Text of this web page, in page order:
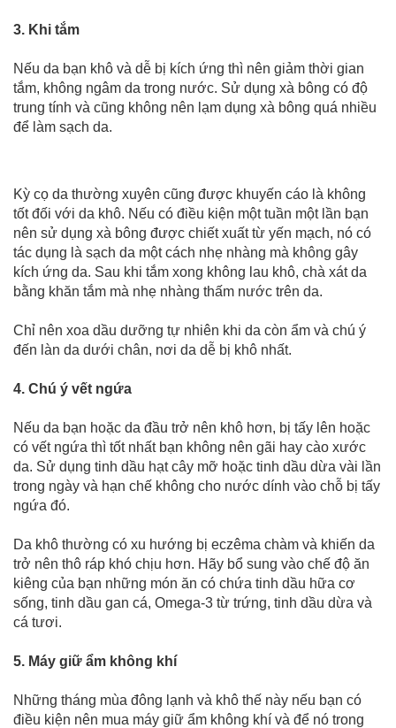
3. Khi tắm
Nếu da bạn khô và dễ bị kích ứng thì nên giảm thời gian
tắm, không ngâm da trong nước. Sử dụng xà bông có độ
trung tính và cũng không nên lạm dụng xà bông quá nhiều
để làm sạch da.
Kỳ cọ da thường xuyên cũng được khuyến cáo là không
tốt đối với da khô. Nếu có điều kiện một tuần một lần bạn
nên sử dụng xà bông được chiết xuất từ yến mạch, nó có
tác dụng là sạch da một cách nhẹ nhàng mà không gây
kích ứng da. Sau khi tắm xong không lau khô, chà xát da
bằng khăn tắm mà nhẹ nhàng thấm nước trên da.
Chỉ nên xoa dầu dưỡng tự nhiên khi da còn ẩm và chú ý
đến làn da dưới chân, nơi da dễ bị khô nhất.
4. Chú ý vết ngứa
Nếu da bạn hoặc da đầu trở nên khô hơn, bị tấy lên hoặc
có vết ngứa thì tốt nhất bạn không nên gãi hay cào xước
da. Sử dụng tinh dầu hạt cây mỡ hoặc tinh dầu dừa vài lần
trong ngày và hạn chế không cho nước dính vào chỗ bị tấy
ngứa đó.
Da khô thường có xu hướng bị eczêma chàm và khiến da
trở nên thô ráp khó chịu hơn. Hãy bổ sung vào chế độ ăn
kiêng của bạn những món ăn có chứa tinh dầu hữa cơ
sống, tinh dầu gan cá, Omega-3 từ trứng, tinh dầu dừa và
cá tươi.
5. Máy giữ ẩm không khí
Những tháng mùa đông lạnh và khô thế này nếu bạn có
điều kiện nên mua máy giữ ẩm không khí và để nó trong